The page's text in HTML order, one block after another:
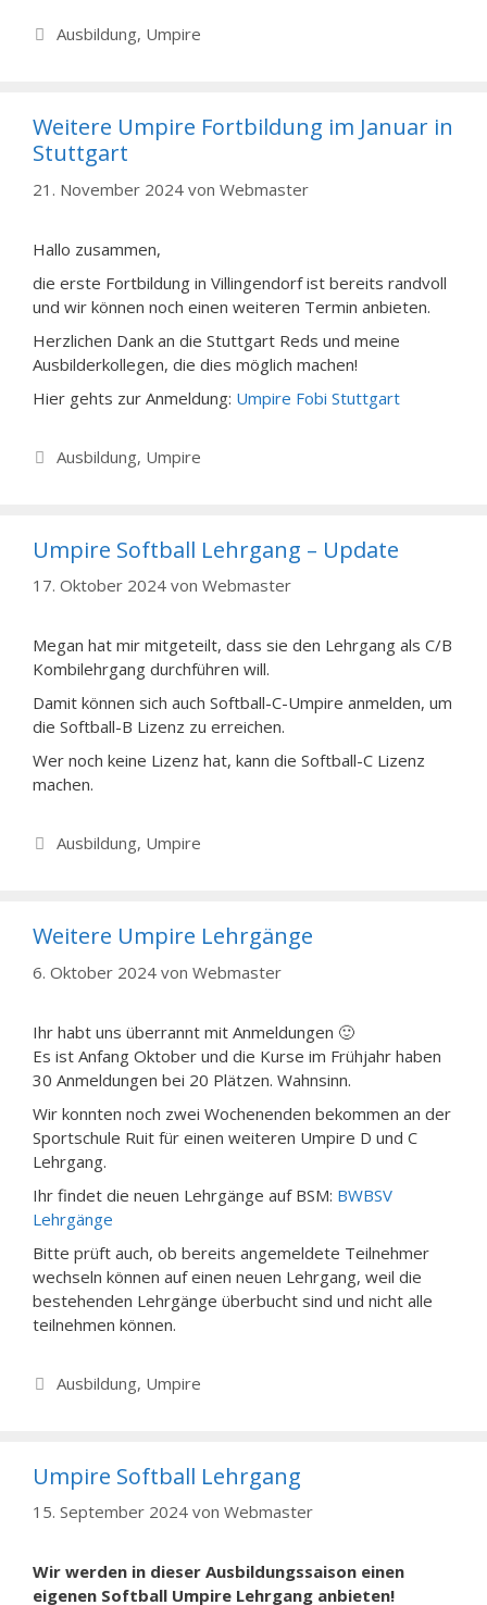
Kategorien
Ausbildung, Umpire
Weitere Umpire Fortbildung im Januar in
Stuttgart
21. November 2024 von Webmaster
Hallo zusammen,
die erste Fortbildung in Villingendorf ist bereits randvoll
und wir können noch einen weiteren Termin anbieten.
Herzlichen Dank an die Stuttgart Reds und meine
Ausbilderkollegen, die dies möglich machen!
Hier gehts zur Anmeldung: Umpire Fobi Stuttgart
Kategorien
Ausbildung, Umpire
Umpire Softball Lehrgang – Update
17. Oktober 2024 von Webmaster
Megan hat mir mitgeteilt, dass sie den Lehrgang als C/B
Kombilehrgang durchführen will.
Damit können sich auch Softball-C-Umpire anmelden, um
die Softball-B Lizenz zu erreichen.
Wer noch keine Lizenz hat, kann die Softball-C Lizenz
machen.
Kategorien
Ausbildung, Umpire
Weitere Umpire Lehrgänge
6. Oktober 2024 von Webmaster
Ihr habt uns überrannt mit Anmeldungen 🙂
Es ist Anfang Oktober und die Kurse im Frühjahr haben
30 Anmeldungen bei 20 Plätzen. Wahnsinn.
Wir konnten noch zwei Wochenenden bekommen an der
Sportschule Ruit für einen weiteren Umpire D und C
Lehrgang.
Ihr findet die neuen Lehrgänge auf BSM: BWBSV
Lehrgänge
Bitte prüft auch, ob bereits angemeldete Teilnehmer
wechseln können auf einen neuen Lehrgang, weil die
bestehenden Lehrgänge überbucht sind und nicht alle
teilnehmen können.
Kategorien
Ausbildung, Umpire
Umpire Softball Lehrgang
15. September 2024 von Webmaster
Wir werden in dieser Ausbildungssaison einen
eigenen Softball Umpire Lehrgang anbieten!